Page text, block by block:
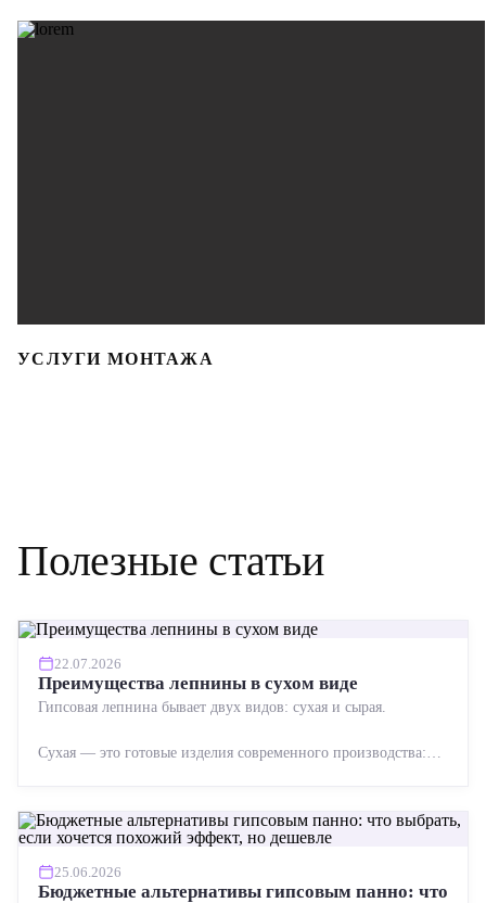
УСЛУГИ МОНТАЖА
Полезные статьи
22.07.2026
Преимущества лепнины в сухом виде
Гипсовая лепнина бывает двух видов: сухая и сырая.
Сухая — это готовые изделия современного производства:
25.06.2026
Бюджетные альтернативы гипсовым панно: что